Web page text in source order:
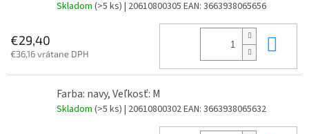
Skladom (>5 ks) | 20610800305 EAN: 3663938065656
€29,40
€36,16 vrátane DPH
Farba: navy, Veľkosť: M
Skladom (>5 ks) | 20610800302EAN: 3663938065632